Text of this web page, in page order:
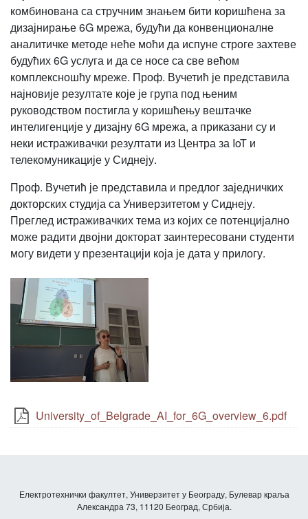
комбинована са стручним знањем бити коришћена за
дизајнирање 6G мрежа, будући да конвенционалне
аналитичке методе неће моћи да испуне строге захтеве
будућих 6G услуга и да се носе са све већом
комплексношћу мреже. Проф. Вучетић је представила
најновије резултате које је група под њеним
руководством постигла у коришћењу вештачке
интелигенције у дизајну 6G мрежа, а приказани су и
неки истраживачки резултати из Центра за IoT и
телекомуникације у Сиднеју.
Проф. Вучетић је представила и предлог заједничких
докторских студија са Универзитетом у Сиднеју.
Преглед истраживачких тема из којих се потенцијално
може радити двојни докторат заинтересовани студенти
могу видети у презентацији која је дата у прилогу.
University_of_Belgrade_AI_for_6G_overview_6.pdf
Електротехнички факултет, Универзитет у Београду, Булевар краља
Александра 73, 11120 Београд, Србија.